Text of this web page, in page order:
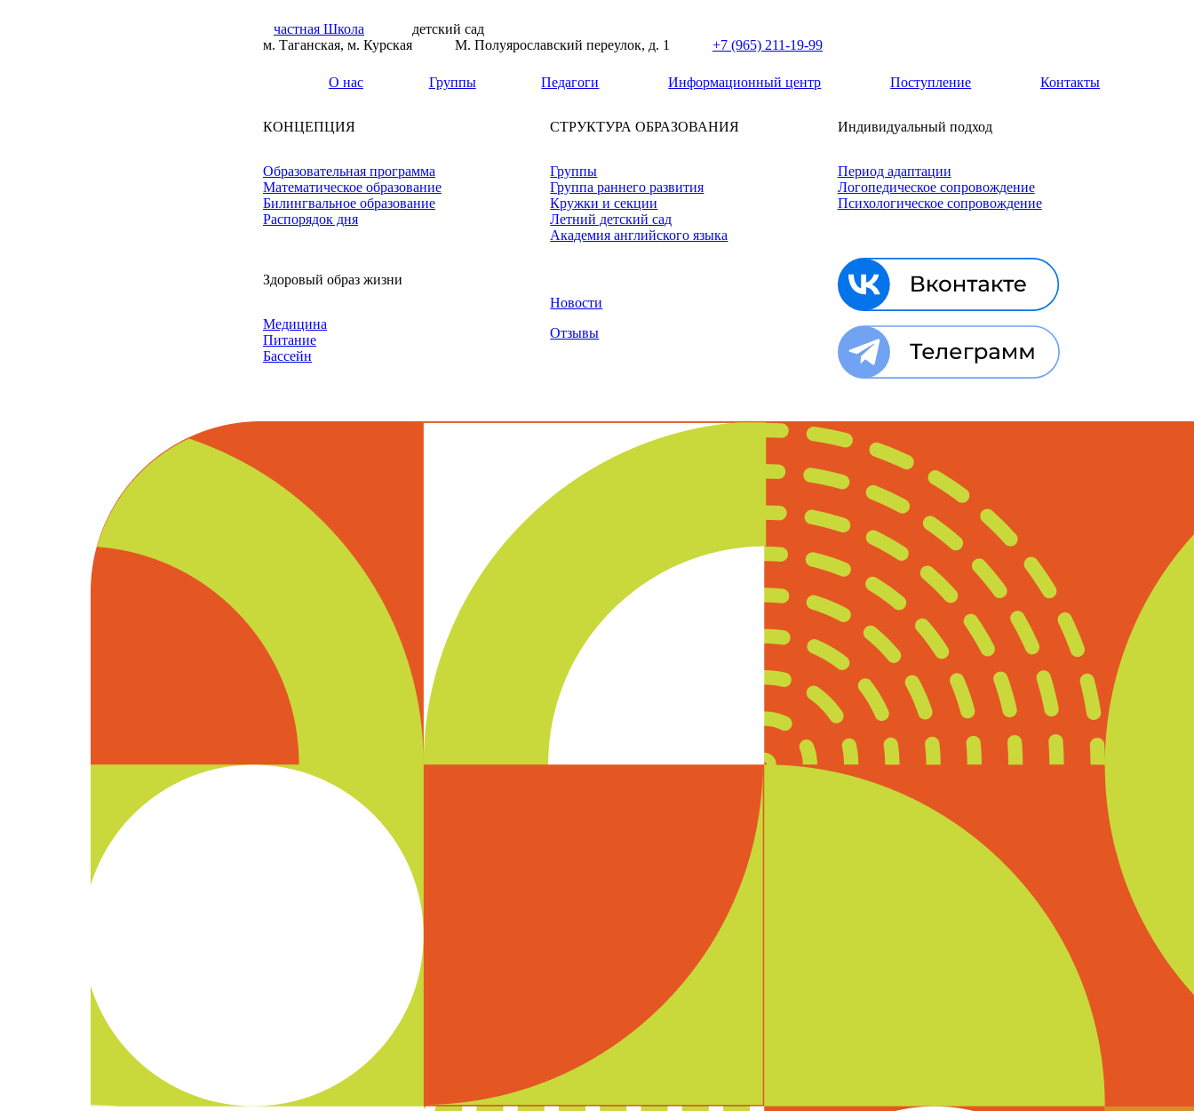
частная Школа
детский сад
м. Таганская, м. Курская
М. Полуярославский переулок, д. 1 +7 (965) 211-19-99
О нас Группы Педагоги Информационный центр Поступление Контакты
КОНЦЕПЦИЯ
Образовательная программа
Математическое образование
Билингвальное образование
Распорядок дня
СТРУКТУРА ОБРАЗОВАНИЯ
Группы
Группа раннего развития
Кружки и секции
Летний детский сад
Академия английского языка
Индивидуальный подход
Период адаптации
Логопедическое сопровождение
Психологическое сопровождение
Здоровый образ жизни
Медицина
Питание
Бассейн
Новости
Отзывы